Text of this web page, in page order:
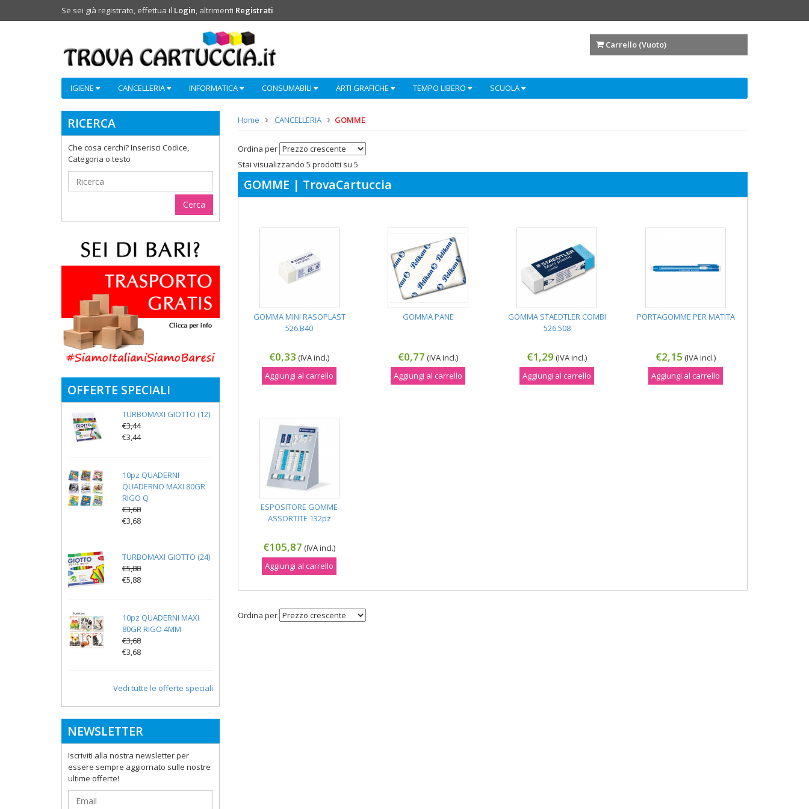
Se sei già registrato, effettua il Login, altrimenti Registrati
Carrello (Vuoto)
IGIENE CANCELLERIA INFORMATICA CONSUMABILI ARTI GRAFICHE TEMPO LIBERO SCUOLA
RICERCA
Che cosa cerchi? Inserisci Codice,
Categoria o testo
OFFERTE SPECIALI
TURBOMAXI GIOTTO (12)
€3,44
€3,44
10pz QUADERNI
QUADERNO MAXI 80GR
RIGO Q
€3,68
€3,68
TURBOMAXI GIOTTO (24)
€5,88
€5,88
10pz QUADERNI MAXI
80GR RIGO 4MM
€3,68
€3,68
Vedi tutte le offerte speciali
NEWSLETTER
Iscriviti alla nostra newsletter per
essere sempre aggiornato sulle nostre
ultime offerte!
Home CANCELLERIA GOMME
Ordina per
Stai visualizzando 5 prodotti su 5
GOMME | TrovaCartuccia
GOMMA MINI RASOPLAST
526.B40
€0,33 (IVA incl.)
Aggiungi al carrello
GOMMA PANE
€0,77 (IVA incl.)
Aggiungi al carrello
GOMMA STAEDTLER COMBI
526.508
€1,29 (IVA incl.)
Aggiungi al carrello
PORTAGOMME PER MATITA
€2,15 (IVA incl.)
Aggiungi al carrello
ESPOSITORE GOMME
ASSORTITE 132pz
€105,87 (IVA incl.)
Aggiungi al carrello
Ordina per